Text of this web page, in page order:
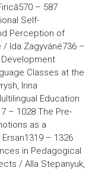
– 587
Self-
Perception of
Ida Zagyváné736 –
Classes at the
Irina
Education
– 1028 The Pre-
as a
– 1326
in Pedagogical
/ Alla Stepanyuk,